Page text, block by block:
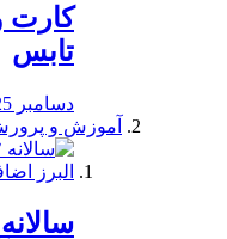
کارت
تابس
دسامبر 25, 2019
آموزش و